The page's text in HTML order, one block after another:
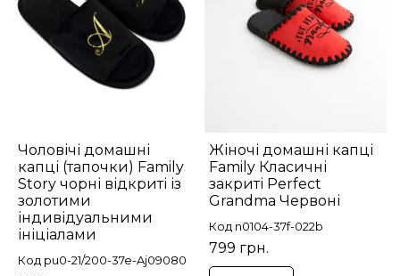
Чоловічі домашні
капці (тапочки) Family
Story чорні відкриті із
золотими
індивідуальними
ініціалами
Код pu0-21/200-37e-Aj09080
Жіночі домашні капці
Family Класичні
закриті Perfect
Grandma Червоні
Код n0104-37f-022b
799 грн.